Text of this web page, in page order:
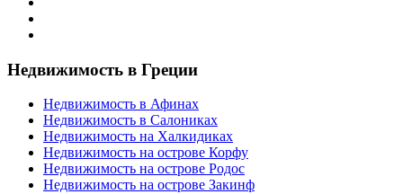
Недвижимость в Греции
Недвижимость в Афинах
Недвижимость в Салониках
Недвижимость на Халкидиках
Недвижимость на острове Корфу
Недвижимость на острове Родос
Недвижимость на острове Закинф